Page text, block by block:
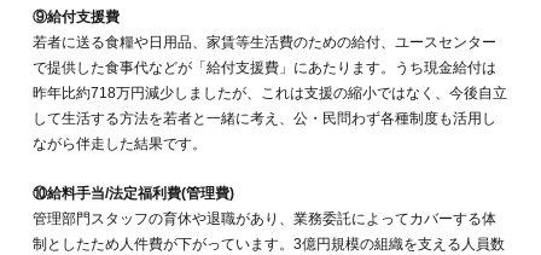
⑨給付支援費
若者に送る食糧や日用品、家賃等生活費のための給付、ユースセンター
で提供した食事代などが「給付支援費」にあたります。うち現金給付は
昨年比約718万円減少しましたが、これは支援の縮小ではなく、今後自立
して生活する方法を若者と一緒に考え、公・民問わず各種制度も活用し
ながら伴走した結果です。
⑩給料手当/法定福利費(管理費)
管理部門スタッフの育休や退職があり、業務委託によってカバーする体
制としたため人件費が下がっています。3億円規模の組織を支える人員数